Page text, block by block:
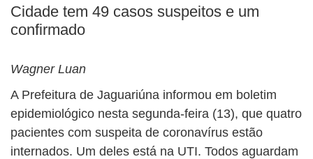
Cidade tem 49 casos suspeitos e um
confirmado
Wagner Luan
A Prefeitura de Jaguariúna informou em boletim
epidemiológico nesta segunda-feira (13), que quatro
pacientes com suspeita de coronavírus estão
internados. Um deles está na UTI. Todos aguardam